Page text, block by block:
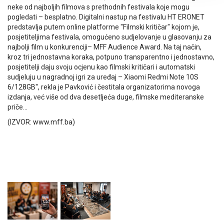
neke od najboljih filmova s prethodnih festivala koje mogu
pogledati – besplatno. Digitalni nastup na festivalu HT ERONET
predstavlja putem online platforme "Filmski kritičar" kojom je,
posjetiteljima festivala, omogućeno sudjelovanje u glasovanju za
najbolji film u konkurenciji– MFF Audience Award. Na taj način,
kroz tri jednostavna koraka, potpuno transparentno i jednostavno,
posjetitelji daju svoju ocjenu kao filmski kritičari i automatski
sudjeluju u nagradnoj igri za uređaj – Xiaomi Redmi Note 10S
6/128GB'', rekla je Pavković i čestitala organizatorima novoga
izdanja, već više od dva desetljeća duge, filmske mediteranske
priče...
(IZVOR: www.mff.ba)